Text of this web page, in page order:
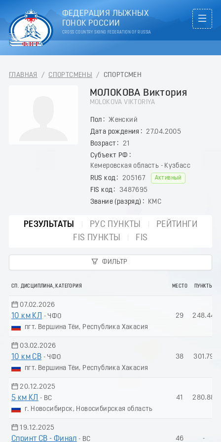
ФЕДЕРАЦИЯ ЛЫЖНЫХ
ГОНОК РОССИИ
CROSS COUNTRY SKIING FEDERATION OF RUSSIA
ГЛАВНАЯ / СПОРТСМЕНЫ / СПОРТСМЕН
МОЛОКОВА Виктория
MOLOKOVA VIKTORIYA
Пол
Женский
Дата рождения
27.04.2005
Возраст
21
Субъект РФ
Кемеровская область - Кузбасс
RUS код
205167 Активный
FIS код
3487695
Звание (разряд)
КМС
РЕЗУЛЬТАТЫ РУС ПУНКТЫ
РЕЙТИНГИ
FIS ПУНКТЫ
FIS
ФИЛЬТР
СП. ДИСЦИПЛИНА, КАТЕГОРИЯ МЕСТО ПУНКТЫ
07.02.2026
10 км КЛ
- ЧФО
пгт. Вершина Тёи, Республика Хакасия
29 248.44
03.02.2026
10 км СВ - ЧФО
пгт. Вершина Тёи, Республика Хакасия
38 301.79
20.12.2025
5 км КЛ
- ВС
г. Новосибирск, Новосибирская область
41 280.88
19.12.2025
Спринт СВ - Финал - ВС 46 -